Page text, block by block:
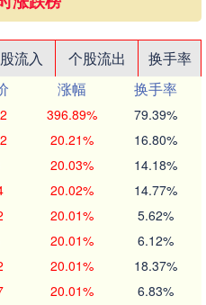
流入 个股流出
换手率
涨幅
换手率
396.89% 79.39%
20.21% 16.80%
20.03% 14.18%
20.02% 14.77%
20.01% 5.62%
20.01% 6.12%
20.01% 18.37%
20.01% 6.83%